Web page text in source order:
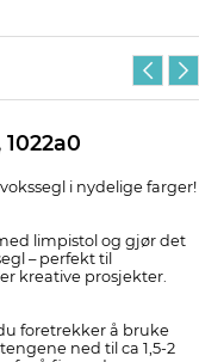
i nydelige farger!
limpistol og gjør det
– perfekt til
kreative prosjekter.
foretrekker å bruke
ned til ca 1,5-2